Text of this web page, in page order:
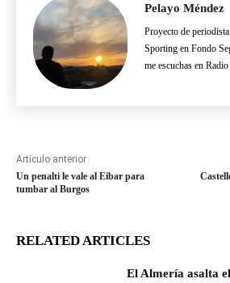
Pelayo Méndez
Proyecto de
Sporting en Fondo
me escuchas en
Artículo anterior
Un penalti le vale al Eibar para
tumbar al Burgos
RELATED ARTICLES
El Almería asalta